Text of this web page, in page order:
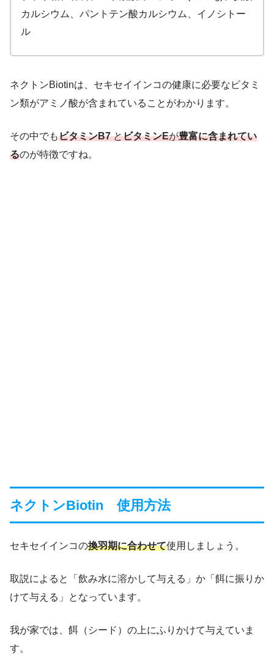
カルシウム、パントテン酸カルシウム、イノシトー
ル
ネクトンBiotinは、セキセイインコの健康に必要なビタミ
ン類がアミノ酸が含まれていることがわかります。
その中でもビタミンB7とビタミンEが豊富に含まれてい
るのが特徴ですね。
ネクトンBiotin 使用方法
セキセイインコの換羽期に合わせて使用しましょう。
取説によると「飲み水に溶かして与える」か「餌に振りか
けて与える」となっています。
我が家では、餌（シード）の上にふりかけて与えていま
す。